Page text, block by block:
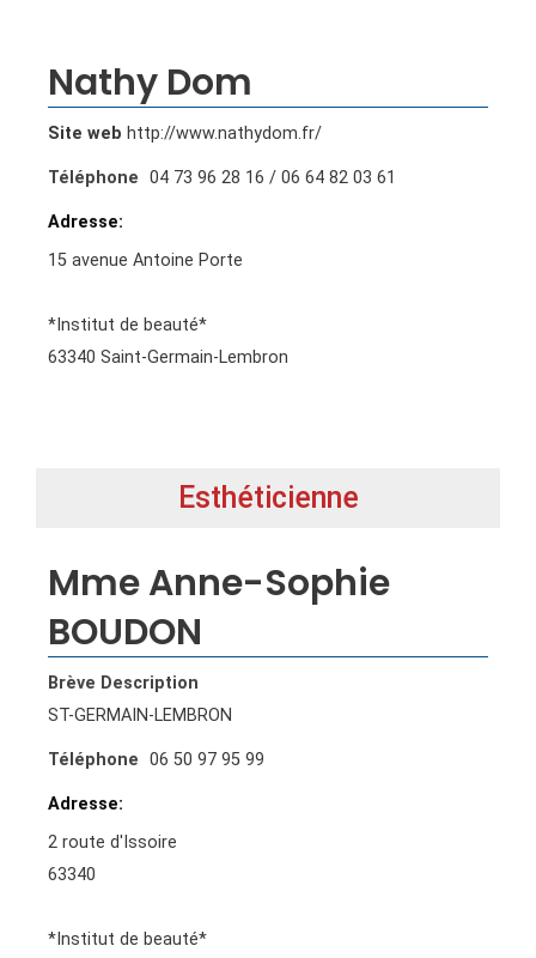
Nathy Dom
Site web http://www.nathydom.fr/
Téléphone 04 73 96 28 16 / 06 64 82 03 61
15 avenue Antoine Porte
*Institut de beauté*
63340 Saint-Germain-Lembron
Esthéticienne
Mme Anne-Sophie
BOUDON
Brève Description
ST-GERMAIN-LEMBRON
Téléphone 06 50 97 95 99
2 route d'Issoire
63340
*Institut de beauté*